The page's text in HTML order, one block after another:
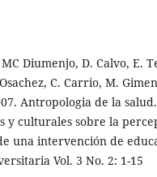
Diumenjo, D. Calvo, E.
C. Carrio, M.
Antropologia de la
y culturales sobre la
una intervención de
Vol. 3 No. 2: 1-15